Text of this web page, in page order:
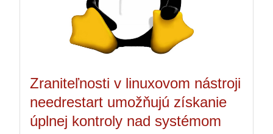
Zraniteľnosti v linuxovom nástroji
needrestart umožňujú získanie
úplnej kontroly nad systémom